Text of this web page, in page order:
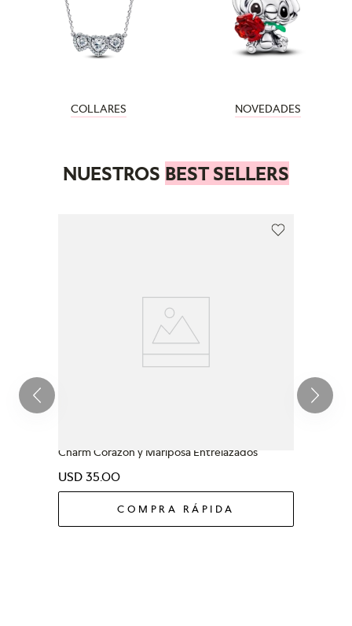
COLLARES NOVEDADES
NUESTROS BEST SELLERS
Charm Corazón y Mariposa Entrelazados
USD 3500
COMPRA RÁPIDA